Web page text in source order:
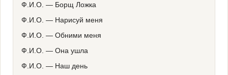
Ф.И.О. — Борщ Ложка
Ф.И.О. — Нарисуй меня
Ф.И.О. — Обними меня
Ф.И.О. — Она ушла
Ф.И.О. — Наш день